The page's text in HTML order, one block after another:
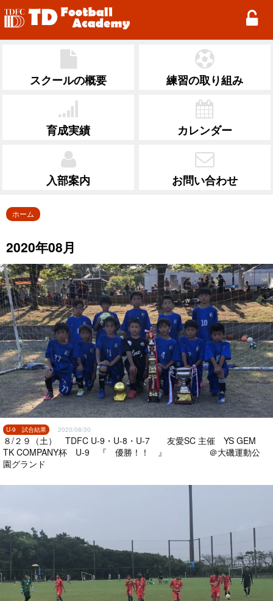
スクールの概要 練習の取り組み
育成実績 カレンダー
入部案内 お問い合わせ
ホーム
2020年08月
U-9 試合結果 2020/08/30
８/２９（土） TDFC U-9・U-8・U-7 友愛SC 主催 YS GEM
TK COMPANY杯 U-9 『 優勝！！ 』 ＠大磯運動公
園グランド